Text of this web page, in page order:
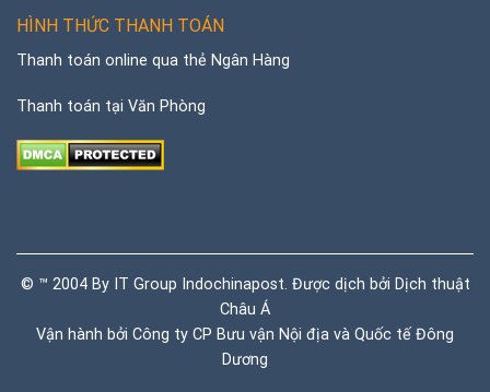
HÌNH THỨC THANH TOÁN
Thanh toán online qua thẻ Ngân Hàng
Thanh toán tại Văn Phòng
© ™ 2004 By IT Group Indochinapost. Được dịch bởi Dịch thuật
Châu Á
Vận hành bởi Công ty CP Bưu vận Nội địa và Quốc tế Đông
Dương